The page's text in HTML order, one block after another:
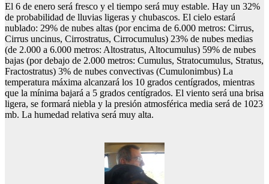
El 6 de enero será fresco y el tiempo será muy estable. Hay un 32%
de probabilidad de lluvias ligeras y chubascos. El cielo estará
nublado: 29% de nubes altas (por encima de 6.000 metros: Cirrus,
Cirrus uncinus, Cirrostratus, Cirrocumulus) 23% de nubes medias
(de 2.000 a 6.000 metros: Altostratus, Altocumulus) 59% de nubes
bajas (por debajo de 2.000 metros: Cumulus, Stratocumulus, Stratus,
Fractostratus) 3% de nubes convectivas (Cumulonimbus) La
temperatura máxima alcanzará los 10 grados centígrados, mientras
que la mínima bajará a 5 grados centígrados. El viento será una brisa
ligera, se formará niebla y la presión atmosférica media será de 1023
mb. La humedad relativa será muy alta.